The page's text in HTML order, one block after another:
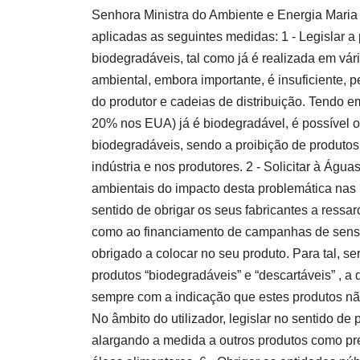
Senhora Ministra do Ambiente e Energia
aplicadas as seguintes medidas: 1 - Legislar
biodegradáveis, tal como já é realizada em
ambiental, embora importante, é insuficiente,
do produtor e cadeias de distribuição. Tendo
20% nos EUA) já é biodegradável, é possível
biodegradáveis, sendo a proibição de
indústria e nos produtores. 2 - Solicitar à
ambientais do impacto desta problemática
sentido de obrigar os seus fabricantes a
como ao financiamento de campanhas de
obrigado a colocar no seu produto. Para tal,
produtos “biodegradáveis” e “descartáveis” ,
sempre com a indicação que estes produtos
No âmbito do utilizador, legislar no sentido de
alargando a medida a outros produtos como